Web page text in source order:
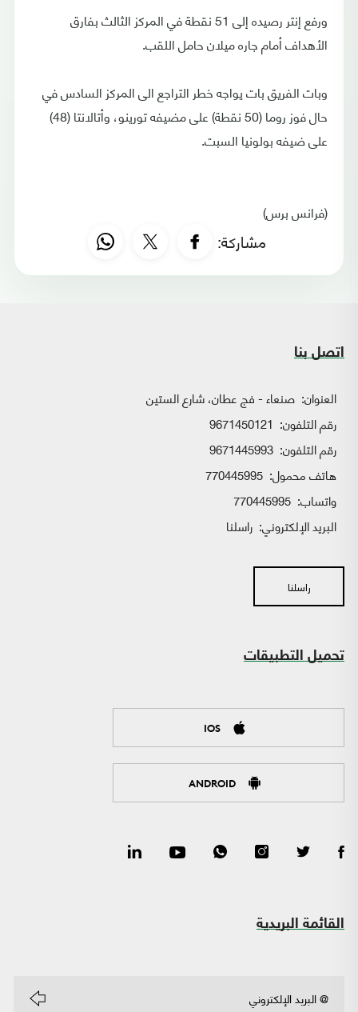
ورفع إنتر رصيده إلى 51 نقطة في المركز الثالث بفارق
الأهداف أمام جاره ميلان حامل اللقب.
وبات الفريق بات يواجه خطر التراجع الى المركز السادس في
حال فوز روما (50 نقطة) على مضيفه تورينو، وأتالانتا (48)
على ضيفه بولونيا السبت.
(فرانس برس)
مشاركة:
اتصل بنا
العنوان: صنعاء - فج عطان، شارع الستين
رقم التلفون: 9671450121
رقم التلفون: 9671445993
هاتف محمول: 770445995
واتساب:
البريد الإلكتروني: راسلنا
راسلنا
تحميل التطبيقات
IOS
ANDROID
القائمة البريدية